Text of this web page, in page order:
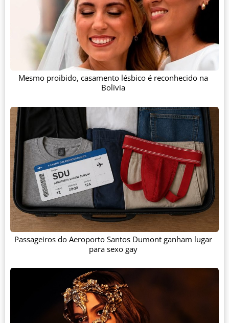
Mesmo proibido, casamento lésbico é reconhecido na
Bolívia
Passageiros do Aeroporto Santos Dumont ganham lugar
para sexo gay